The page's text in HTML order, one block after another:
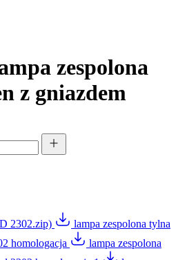
zespolona
z gniazdem
2302.zip)
lampa zespolona tylna
homologacja
lampa zespolona